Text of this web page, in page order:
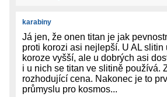
karabiny
Já jen, že onen titan je jak
proti korozi asi nejlepší. U AL slitin
koroze vyšší, ale u dobrých asi
i u nich se titan ve slitině používá.
rozhodující cena. Nakonec je to
průmyslu pro kosmos...